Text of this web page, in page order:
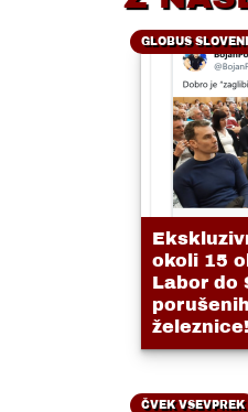
GLOBUS
okoli 15
Labor do
ČVEK VSEVPREK